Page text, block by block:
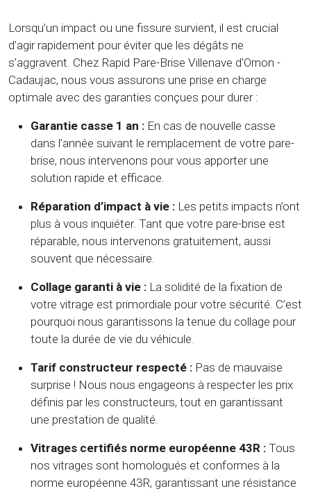
Lorsqu’un impact ou une fissure survient, il est crucial
d’agir rapidement pour éviter que les dégâts ne
s’aggravent. Chez Rapid Pare-Brise Villenave d'Ornon -
Cadaujac, nous vous assurons une prise en charge
optimale avec des garanties conçues pour durer :
Garantie casse 1 an : En cas de nouvelle casse
dans l’année suivant le remplacement de votre pare-
brise, nous intervenons pour vous apporter une
solution rapide et efficace.
Réparation d’impact à vie : Les petits impacts n’ont
plus à vous inquiéter. Tant que votre pare-brise est
réparable, nous intervenons gratuitement, aussi
souvent que nécessaire.
Collage garanti à vie : La solidité de la fixation de
votre vitrage est primordiale pour votre sécurité. C’est
pourquoi nous garantissons la tenue du collage pour
toute la durée de vie du véhicule.
Tarif constructeur respecté : Pas de mauvaise
surprise ! Nous nous engageons à respecter les prix
définis par les constructeurs, tout en garantissant
une prestation de qualité.
Vitrages certifiés norme européenne 43R : Tous
nos vitrages sont homologués et conformes à la
norme européenne 43R, garantissant une résistance